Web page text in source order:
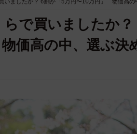
いましたか？ 6割が「5万円〜10万円」 物価高の
で買いましたか？
価高の中、選ぶ決